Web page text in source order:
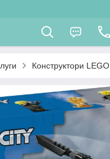
Конструктори LEGO